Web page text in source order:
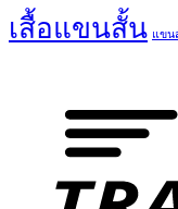
เสื้อแขนสั้น แขน